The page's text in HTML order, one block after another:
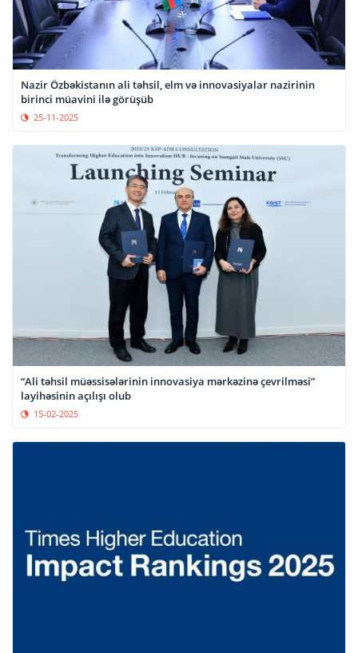
Nazir Özbəkistanın ali təhsil, elm və innovasiyalar nazirinin
birinci müavini ilə görüşüb
25-11-2025
“Ali təhsil müəssisələrinin innovasiya mərkəzinə çevrilməsi”
layihəsinin açılışı olub
15-02-2025